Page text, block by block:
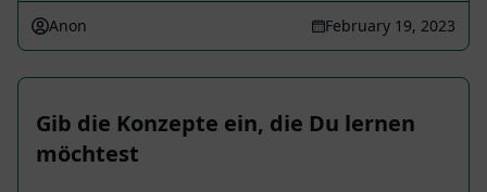
Anon February 19, 2023
Gib die Konzepte ein, die Du lernen
möchtest